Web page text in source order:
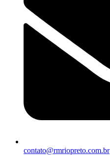
contato@rmriopreto.com.br